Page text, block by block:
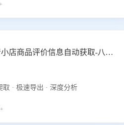
抖音小店商品评价信息自动获取-八爪鱼
· 极速导出 · 深度分析